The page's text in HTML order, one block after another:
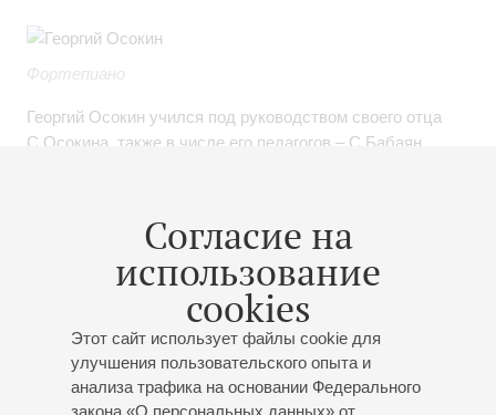
Согласие на
использование
cookies
Этот сайт использует файлы cookie для
улучшения пользовательского опыта и
анализа трафика на основании Федерального
закона «О персональных данных» от
Фортепиано
Георгий Осокин учился под руководством своего отца
С.Осокина, также в числе его педагогов – С.Бабаян,
Привлек к себе внимание публики и критики в 2015 году,
выступая на Международном конкурсе имени Ф.Шопена.
19-летний артист получил многочисленные ангажементы,
включая сольный концерт на престижном Шопеновском
фестивале в Варшаве, гастрольный тур по Японии,
концерты в Швейцарии, Германии (в том числе в
берлинском Концертхаусе), США, Канаде, России,
Австрии и Великобритании. Вышел также дебютный